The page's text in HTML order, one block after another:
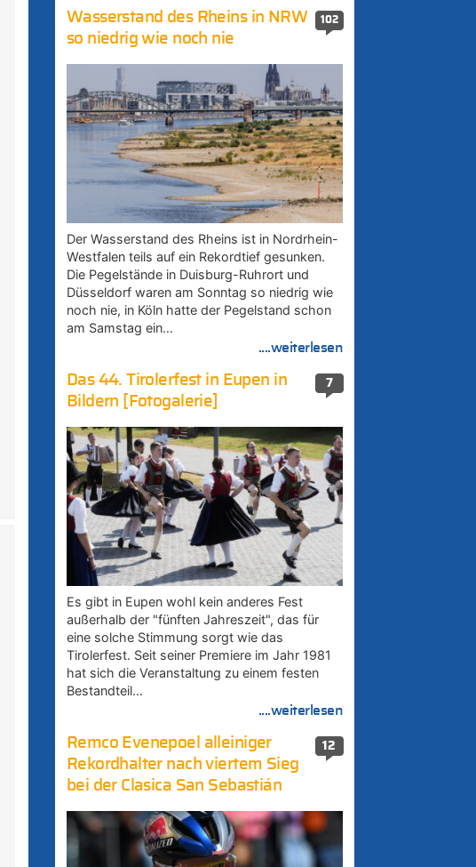
102
Wasserstand des Rheins in NRW
so niedrig wie noch nie
Der Wasserstand des Rheins ist in Nordrhein-
Westfalen teils auf ein Rekordtief gesunken.
Die Pegelstände in Duisburg-Ruhrort und
Düsseldorf waren am Sonntag so niedrig wie
noch nie, in Köln hatte der Pegelstand schon
am Samstag ein…
....weiterlesen
7
Das 44. Tirolerfest in Eupen in
Bildern [Fotogalerie]
Es gibt in Eupen wohl kein anderes Fest
außerhalb der "fünften Jahreszeit", das für
eine solche Stimmung sorgt wie das
Tirolerfest. Seit seiner Premiere im Jahr 1981
hat sich die Veranstaltung zu einem festen
Bestandteil…
....weiterlesen
12
Remco Evenepoel alleiniger
Rekordhalter nach viertem Sieg
bei der Clasica San Sebastián